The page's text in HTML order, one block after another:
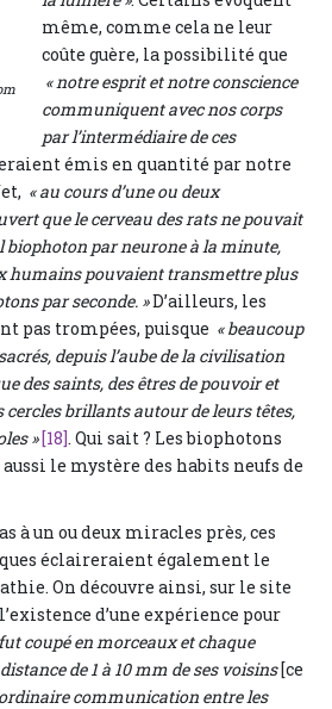
même, comme cela ne leur
coûte guère, la possibilité que
« notre esprit et notre conscience
communiquent avec nos corps
par l’intermédiaire de ces
émis en quantité par notre
« au cours d’une ou deux
que le cerveau des rats ne pouvait
biophoton par neurone à la minute,
humains pouvaient transmettre plus
par seconde. »D’ailleurs, les
pas trompées, puisque « beaucoup
depuis l’aube de la civilisation
des saints, des êtres de pouvoir et
cercles brillants autour de leurs têtes,
»[18]. Qui sait ? Les biophotons
le mystère des habits neufs de
à un ou deux miracles près,ces
éclaireraient également le
On découvre ainsi, sur le site
d’une expérience pour
coupé en morceaux et chaque
de 1 à 10 mm de ses voisins[ce
communication entre les